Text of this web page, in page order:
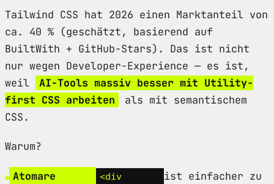
Tailwind CSS hat 2026 einen Marktanteil von
ca. 40 % (geschätzt, basierend auf
BuiltWith + GitHub-Stars). Das ist nicht
nur wegen Developer-Experience — es ist,
weil
AI-Tools massiv besser mit Utility-
first CSS arbeiten
als mit semantischem
CSS.
Warum?
Atomare
<div
ist einfacher zu